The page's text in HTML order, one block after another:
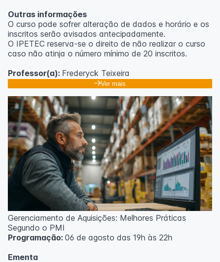
Outras informações
O curso pode sofrer alteração de dados e horário e os
inscritos serão avisados ​​antecipadamente.
O IPETEC reserva-se o direito de não realizar o curso
caso não atinja o número mínimo de 20 inscritos.
Professor(a): Frederyck Teixeira
Ver mais
Gerenciamento de Aquisições: Melhores Práticas
Segundo o PMI
Programação: 06 de agosto das 19h às 22h
Ementa